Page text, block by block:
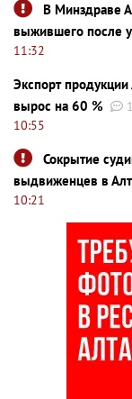
В Минздраве
выжившего после
11:32
Экспорт
вырос на 60 %
1
10:55
Сокрытие
выдвиженцев в
10:21